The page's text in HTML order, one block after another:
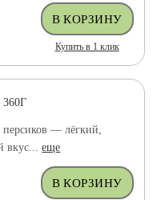
Купить в 1 клик
персиков — лёгкий,
вкус...еще